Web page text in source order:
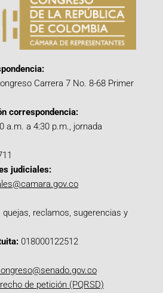
Carrera 7 No. 8-68 Primer
correspondencia:
a.m. a 4:30 p.m., jornada
judiciales:
reclamos, sugerencias y
018000122512
de petición (PQRSD)